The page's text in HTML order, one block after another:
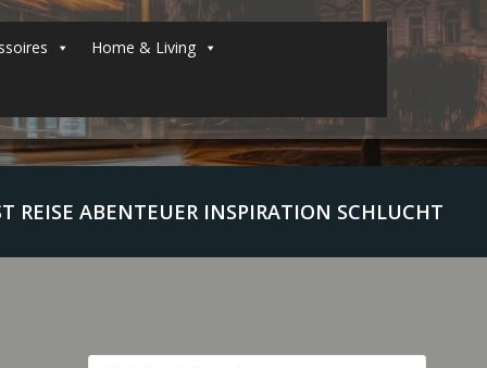
Home & Living
REISE ABENTEUER INSPIRATION SCHLUCHT